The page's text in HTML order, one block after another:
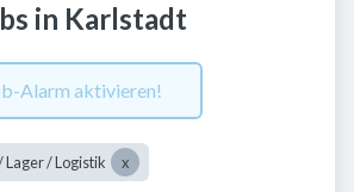
in Karlstadt
Alarm aktivieren!
/ Logistik